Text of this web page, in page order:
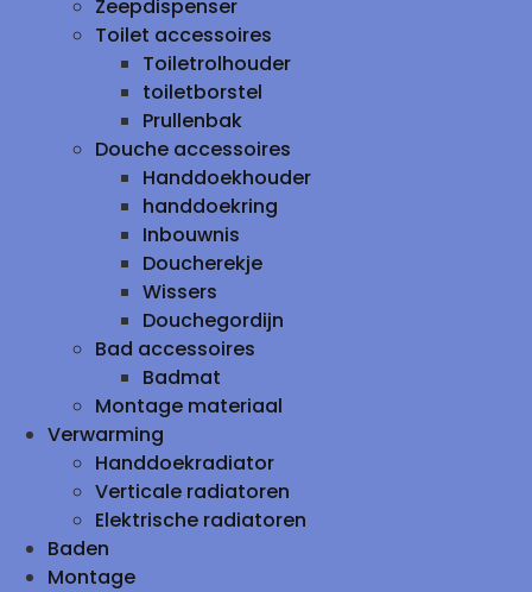
Zeepdispenser
Toilet accessoires
Toiletrolhouder
toiletborstel
Prullenbak
Douche accessoires
Handdoekhouder
handdoekring
Inbouwnis
Doucherekje
Wissers
Douchegordijn
Bad accessoires
Badmat
Montage materiaal
Verwarming
Handdoekradiator
Verticale radiatoren
Elektrische radiatoren
Baden
Montage